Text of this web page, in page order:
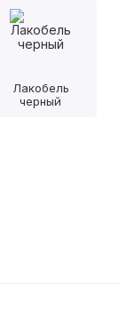
Лакобель
черный